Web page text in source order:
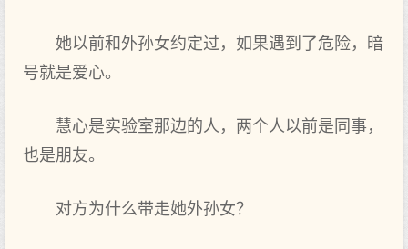
她以前和外孙女约定过，如果遇到了危险，暗
号就是爱心。
慧心是实验室那边的人，两个人以前是同事，
也是朋友。
对方为什么带走她外孙女？